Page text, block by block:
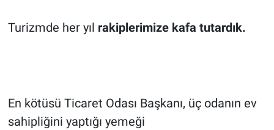
Turizmde her yıl rakiplerimize kafa tutardık.
En kötüsü Ticaret Odası Başkanı, üç odanın ev
sahipliğini yaptığı yemeği